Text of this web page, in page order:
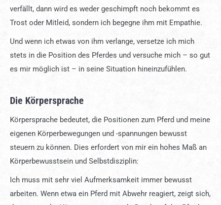
verfällt, dann wird es weder geschimpft noch bekommt es
Trost oder Mitleid, sondern ich begegne ihm mit Empathie.
Und wenn ich etwas von ihm verlange, versetze ich mich
stets in die Position des Pferdes und versuche mich – so gut
es mir möglich ist – in seine Situation hineinzufühlen.
Die Körpersprache
Körpersprache bedeutet, die Positionen zum Pferd und meine
eigenen Körperbewegungen und -spannungen bewusst
steuern zu können. Dies erfordert von mir ein hohes Maß an
Körperbewusstsein und Selbstdisziplin:
Ich muss mit sehr viel Aufmerksamkeit immer bewusst
arbeiten. Wenn etwa ein Pferd mit Abwehr reagiert, zeigt sich,